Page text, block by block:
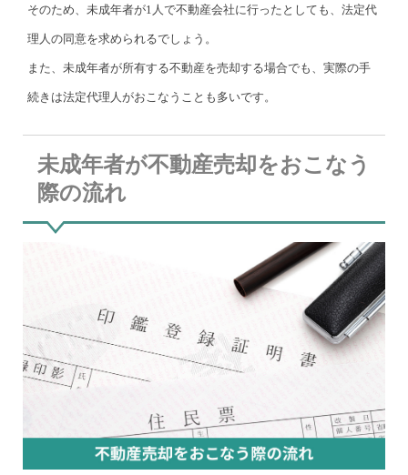
そのため、未成年者が1人で不動産会社に行ったとしても、法定代
理人の同意を求められるでしょう。
また、未成年者が所有する不動産を売却する場合でも、実際の手
続きは法定代理人がおこなうことも多いです。
未成年者が不動産売却をおこなう
際の流れ